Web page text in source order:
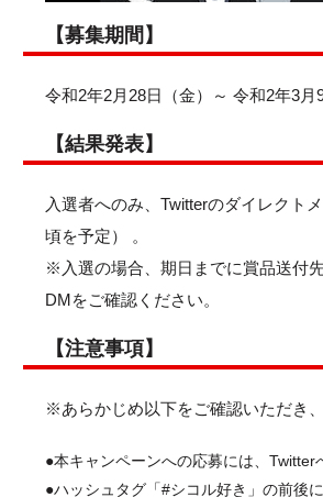
【募集期間】
令和2年2月28日（金）～ 令和2年3
【結果発表】
入選者へのみ、Twitterのダイレクト
頃を予定） 。
※入選の場合、期日までに賞品送付
DMをご確認ください。
【注意事項】
※あらかじめ以下をご確認いただき
●本キャンペーンへの応募には、
●ハッシュタグ「#シコル好き」の前後